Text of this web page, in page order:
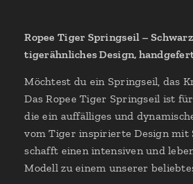
Ropee Tiger Springseil –
tigerähnliches Design,
Möchtest du ein Springseil, das
Das Ropee Tiger Springseil ist
die ein auffälliges und
vom Tiger inspirierte Design mit
schafft einen intensiven und
Modell zu einem unserer